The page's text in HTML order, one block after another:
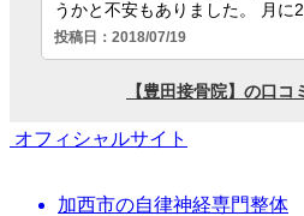
オフィシャルサイト
加西市の自律神経専門整体